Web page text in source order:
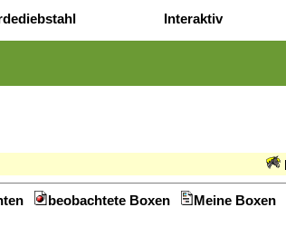
Interaktiv
beobachtete Boxen Meine Boxen